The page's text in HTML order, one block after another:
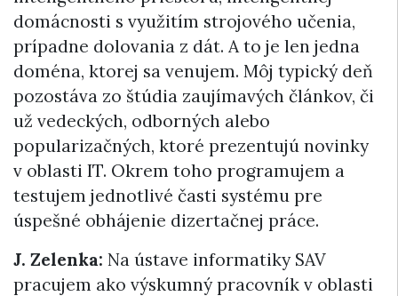
domácnosti s využitím strojového učenia,
prípadne dolovania z dát. A to je len jedna
doména, ktorej sa venujem. Môj typický deň
pozostáva zo štúdia zaujímavých článkov, či
už vedeckých, odborných alebo
popularizačných, ktoré prezentujú novinky
v oblasti IT. Okrem toho programujem a
testujem jednotlivé časti systému pre
úspešné obhájenie dizertačnej práce.
J. Zelenka: Na ústave informatiky SAV
pracujem ako výskumný pracovník v oblasti